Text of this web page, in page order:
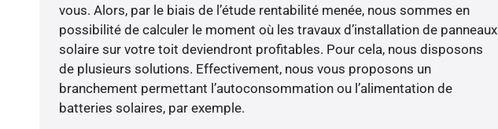
vous. Alors, par le biais de l’étude rentabilité menée, nous sommes en
possibilité de calculer le moment où les travaux d’installation de panneaux
solaire sur votre toit deviendront profitables. Pour cela, nous disposons
de plusieurs solutions. Effectivement, nous vous proposons un
branchement permettant l’autoconsommation ou l’alimentation de
batteries solaires, par exemple.